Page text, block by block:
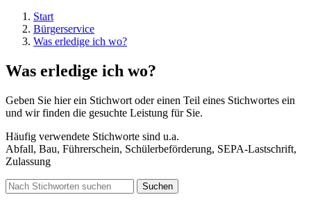
Start
Bürgerservice
Was erledige ich wo?
Was erledige ich wo?
Geben Sie hier ein Stichwort oder einen Teil eines Stichwortes ein
und wir finden die gesuchte Leistung für Sie.
Häufig verwendete Stichworte sind u.a.
Abfall, Bau, Führerschein, Schülerbeförderung, SEPA-Lastschrift,
Zulassung
Suchen